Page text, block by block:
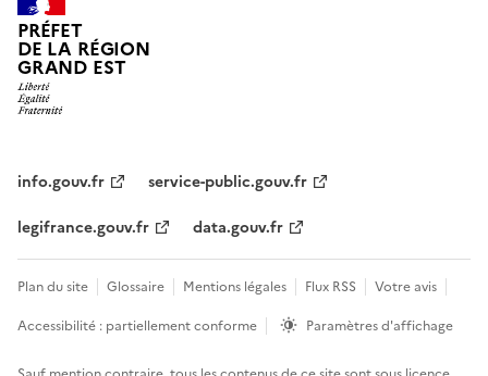
PRÉFET
DE LA RÉGION
GRAND EST
info.gouv.fr
service-public.gouv.fr
legifrance.gouv.fr
data.gouv.fr
Plan du site Glossaire Mentions légales Flux RSS
Votre avis
Accessibilité : partiellement conforme
Paramètres d'affichage